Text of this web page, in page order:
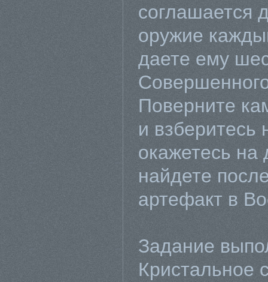
соглашается
оружие
даете ему
Поверните
и взберитесь
окажетесь на
найдете
артефакт в
Задание
Кристальное